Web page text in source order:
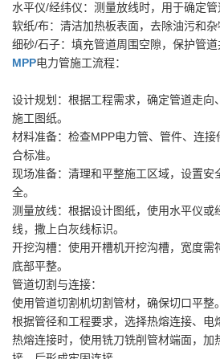
水平仪/经纬仪：测量放线时，用于确定管
软纸/布：清洁加热板表面，去除油污和杂
细砂/石子：填充管道周围空隙，保护管道
MPP电力管施工流程：
设计规划：根据工程需求，确定管道走向
施工图纸。
材料准备：检查MPP电力管、管件、连
合标准。
现场准备：清理和平整施工区域，设置安
全。
测量放线：根据设计图纸，使用水平仪或
线，撒上白灰线标识。
开挖沟槽：使用开槽机开挖沟槽，宽度需
底部平整。
管道切割与连接：
使用管道切割机切割管材，确保切口平整。
根据管径和工程要求，选择热熔连接、电
热熔连接时，使用铣刀铣削管材端面，加